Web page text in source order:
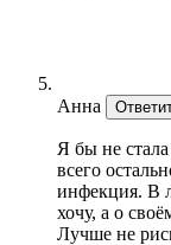
Анна
Я бы не
всего
инфекция. В
хочу, а о
Лучше не